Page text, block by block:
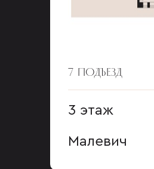
7 ПОДЪЕЗД
3 этаж
Малевич